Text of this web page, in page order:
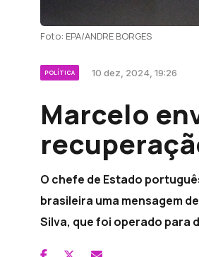
Foto: EPA/ANDRE BORGES
POLÍTICA 10 dez, 2024, 19:26
Marcelo
O chefe de Estado
brasileira uma mensagem
Silva, que foi operado para